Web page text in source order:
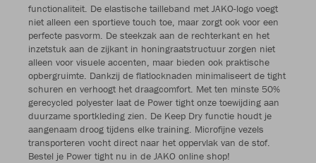
functionaliteit. De elastische tailleband met JAKO-logo voegt
niet alleen een sportieve touch toe, maar zorgt ook voor een
perfecte pasvorm. De steekzak aan de rechterkant en het
inzetstuk aan de zijkant in honingraatstructuur zorgen niet
alleen voor visuele accenten, maar bieden ook praktische
opbergruimte. Dankzij de flatlocknaden minimaliseert de tight
schuren en verhoogt het draagcomfort. Met ten minste 50%
gerecycled polyester laat de Power tight onze toewijding aan
duurzame sportkleding zien. De Keep Dry functie houdt je
aangenaam droog tijdens elke training. Microfijne vezels
transporteren vocht direct naar het oppervlak van de stof.
Bestel je Power tight nu in de JAKO online shop!